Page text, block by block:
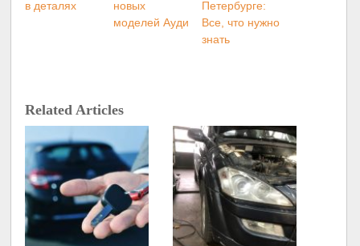
в деталях
новых
моделей Ауди
Петербурге:
Все, что нужно
знать
Related Articles